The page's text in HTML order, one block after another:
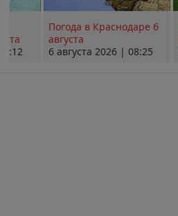
Погода в Краснодаре 6
августа
6 августа 2026 | 08:25